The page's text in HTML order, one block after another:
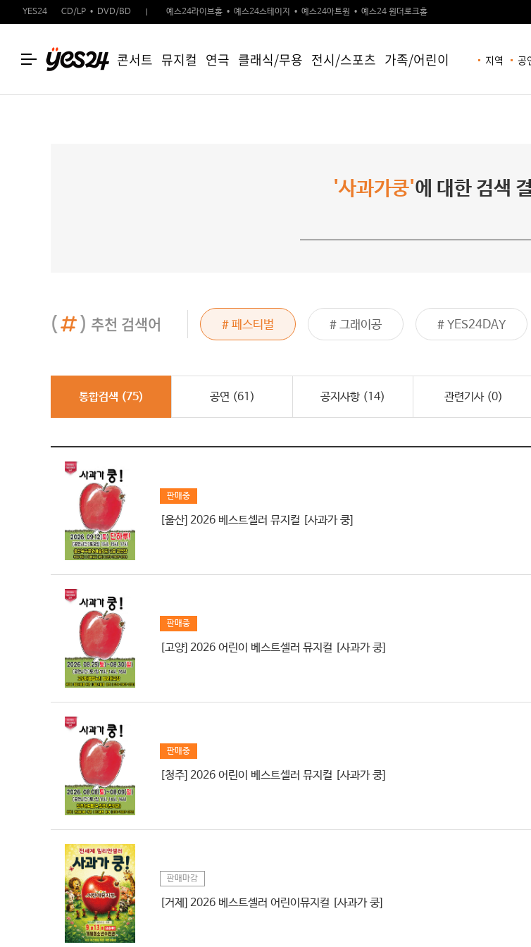
YES24 CD/LP DVD/BD 예스24라이브홀 예스24스테이지 예스24아트원 예스24 원더로크홀
콘서트 뮤지컬 연극 클래식/무용 전시/스포츠 가족/어린이 지역 공
'사과가쿵'에 대한 검색
추천 검색어
드래곤포니 # 페스티벌 # 그래이공 # YES24DAY # 데스노트
통합검색 (75) 공연 (61 ) 공지사항 (14) 관련기사 (0)
판매중
[울산] 2026 베스트셀러 뮤지컬 [사과가 쿵]
판매중
[고양] 2026 어린이 베스트셀러 뮤지컬 [사과가 쿵]
판매중
[청주] 2026 어린이 베스트셀러 뮤지컬 [사과가 쿵]
판매마감
[거제] 2026 베스트셀러 어린이뮤지컬 [사과가 쿵]